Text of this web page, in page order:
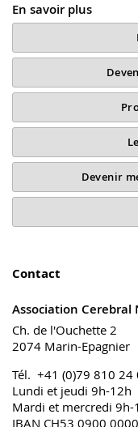
En savoir plus
Devenir
Contact
Association Cerebral
Ch. de l'Ouchette 2
2074 Marin-Epagnier
Tél. +41 (0)79 810 24
Lundi et jeudi 9h-12h
Mardi et mercredi
IBAN CH53 0900